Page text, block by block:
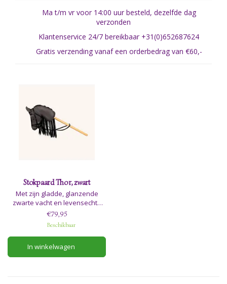
Ma t/m vr voor 14:00 uur besteld, dezelfde dag
verzonden
Klantenservice 24/7 bereikbaar +31(0)652687624
Gratis verzending vanaf een orderbedrag van €60,-
Stokpaard Thor, zwart
Met zijn gladde, glanzende
zwarte vacht en levensechte
zwarte nylon manen,
galoppeert Thor moeiteloos
door het veld en betovert hij
elke andere
hobbypaardenliefhebber in de
buurt met zijn sierlijke
€79,95
Beschikbaar
In winkelwagen